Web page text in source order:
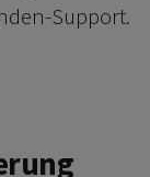
Support.